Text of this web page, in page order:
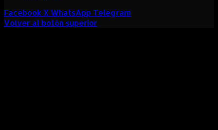
Facebook X WhatsApp Telegram
Volver al botón superior